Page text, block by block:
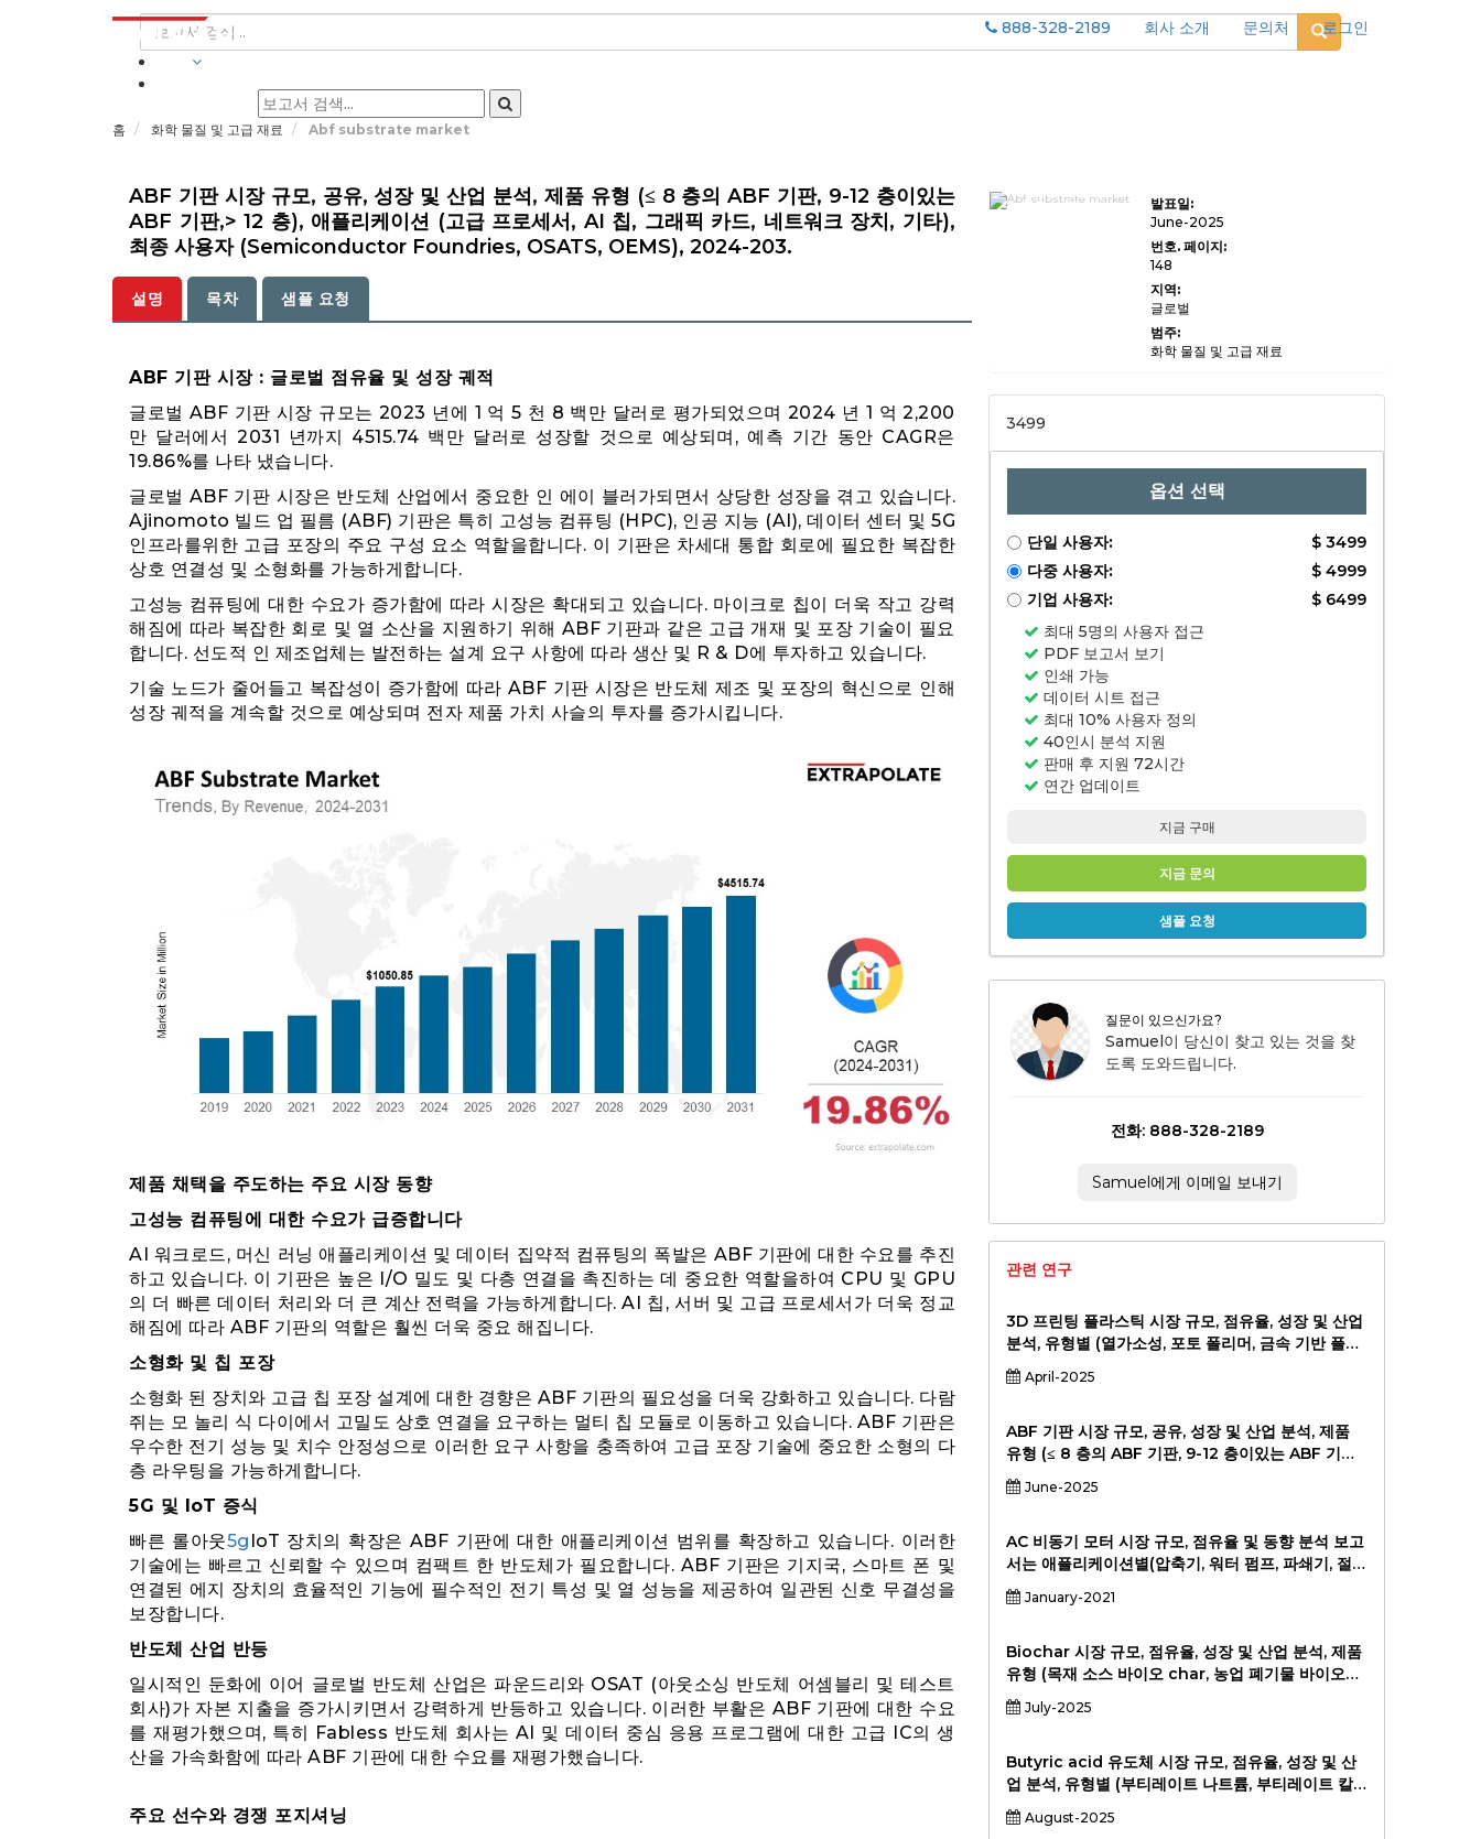
888-328-2189 회사 소개 문의처
로그인
홈 화학 물질 및 고급 재료 Abf substrate market
ABF 기판 시장 규모, 공유, 성장 및 산업 분석, 제품 유형 (≤ 8 층의 ABF 기판, 9-12 층이있는
ABF 기판,> 12 층), 애플리케이션 (고급 프로세서, AI 칩, 그래픽 카드, 네트워크 장치, 기타),
최종 사용자 (Semiconductor Foundries, OSATS, OEMS), 2024-203.
설명 목차 샘플 요청
ABF 기판 시장 : 글로벌 점유율 및 성장 궤적
글로벌 ABF 기판 시장 규모는 2023 년에 1 억 5 천 8 백만 달러로 평가되었으며 2024 년 1 억 2,200
만 달러에서 2031 년까지 4515.74 백만 달러로 성장할 것으로 예상되며, 예측 기간 동안 CAGR은
19.86%를 나타 냈습니다.
글로벌 ABF 기판 시장은 반도체 산업에서 중요한 인 에이 블러가되면서 상당한 성장을 겪고 있습니다.
Ajinomoto 빌드 업 필름 (ABF) 기판은 특히 고성능 컴퓨팅 (HPC), 인공 지능 (AI), 데이터 센터 및 5G
인프라를위한 고급 포장의 주요 구성 요소 역할을합니다. 이 기판은 차세대 통합 회로에 필요한 복잡한
상호 연결성 및 소형화를 가능하게합니다.
고성능 컴퓨팅에 대한 수요가 증가함에 따라 시장은 확대되고 있습니다. 마이크로 칩이 더욱 작고 강력
해짐에 따라 복잡한 회로 및 열 소산을 지원하기 위해 ABF 기판과 같은 고급 개재 및 포장 기술이 필요
합니다. 선도적 인 제조업체는 발전하는 설계 요구 사항에 따라 생산 및 R & D에 투자하고 있습니다.
기술 노드가 줄어들고 복잡성이 증가함에 따라 ABF 기판 시장은 반도체 제조 및 포장의 혁신으로 인해
성장 궤적을 계속할 것으로 예상되며 전자 제품 가치 사슬의 투자를 증가시킵니다.
제품 채택을 주도하는 주요 시장 동향
고성능 컴퓨팅에 대한 수요가 급증합니다
AI 워크로드, 머신 러닝 애플리케이션 및 데이터 집약적 컴퓨팅의 폭발은 ABF 기판에 대한 수요를 추진
하고 있습니다. 이 기판은 높은 I/O 밀도 및 다층 연결을 촉진하는 데 중요한 역할을하여 CPU 및 GPU
의 더 빠른 데이터 처리와 더 큰 계산 전력을 가능하게합니다. AI 칩, 서버 및 고급 프로세서가 더욱 정교
해짐에 따라 ABF 기판의 역할은 훨씬 더욱 중요 해집니다.
소형화 및 칩 포장
소형화 된 장치와 고급 칩 포장 설계에 대한 경향은 ABF 기판의 필요성을 더욱 강화하고 있습니다. 다람
쥐는 모 놀리 식 다이에서 고밀도 상호 연결을 요구하는 멀티 칩 모듈로 이동하고 있습니다. ABF 기판은
우수한 전기 성능 및 치수 안정성으로 이러한 요구 사항을 충족하여 고급 포장 기술에 중요한 소형의 다
층 라우팅을 가능하게합니다.
5G 및 IoT 증식
빠른 롤아웃5g IoT 장치의 확장은 ABF 기판에 대한 애플리케이션 범위를 확장하고 있습니다. 이러한
기술에는 빠르고 신뢰할 수 있으며 컴팩트 한 반도체가 필요합니다. ABF 기판은 기지국, 스마트 폰 및
연결된 에지 장치의 효율적인 기능에 필수적인 전기 특성 및 열 성능을 제공하여 일관된 신호 무결성을
보장합니다.
반도체 산업 반등
일시적인 둔화에 이어 글로벌 반도체 산업은 파운드리와 OSAT (아웃소싱 반도체 어셈블리 및 테스트
회사)가 자본 지출을 증가시키면서 강력하게 반등하고 있습니다. 이러한 부활은 ABF 기판에 대한 수요
를 재평가했으며, 특히 Fabless 반도체 회사는 AI 및 데이터 중심 응용 프로그램에 대한 고급 IC의 생
산을 가속화함에 따라 ABF 기판에 대한 수요를 재평가했습니다.
주요 선수와 경쟁 포지셔닝
ABF 기판 시장 규
모, 공유, 성장 및 산
OSATS, OEMS),
발표일:
June-2025
번호. 페이지:
148
지역:
글로벌
범주:
화학 물질 및 고급 재료
3499
옵션 선택
단일 사용자:
$ 3499
다중 사용자:
$ 4999
기업 사용자:
$ 6499
최대 5명의 사용자 접근
PDF 보고서 보기
인쇄 가능
데이터 시트 접근
최대 10% 사용자 정의
40인시 분석 지원
판매 후 지원 72시간
연간 업데이트
지금 구매
지금 문의
샘플 요청
질문이 있으신가요?
Samuel이 당신이 찾고 있는 것을 찾
도록 도와드립니다.
전화: 888-328-2189
Samuel에게 이메일 보내기
관련 연구
3D 프린팅 플라스틱 시장 규모, 점유율, 성장 및 산업
분석, 유형별 (열가소성, 포토 폴리머, 금속 기반 플라
스틱, 기타), 애플리케이션 (프로토 타이핑, 최종 사용
부품 생산, 커스터마이즈, 툴링), 최종 사용자 산업 (자
2024-2031
April-2025
ABF 기판 시장 규모, 공유, 성장 및 산업 분석, 제품
유형 (≤ 8 층의 ABF 기판, 9-12 층이있는 ABF 기
판,> 12 층), 애플리케이션 (고급 프로세서, AI 칩, 그
래픽 카드, 네트워크 장치, 기타), 최종 사용자
2024-203.
June-2025
AC 비동기 모터 시장 규모, 점유율 및 동향 분석 보고
서는 애플리케이션별(압축기, 워터 펌프, 파쇄기, 절단
기, 운송 기계, 기타), 유형별(단상 전기 모터, 3상 전
기 모터 등), 지역별 및 2033년까지 세그먼트 예측을
January-2021
Biochar 시장 규모, 점유율, 성장 및 산업 분석, 제품
유형 (목재 소스 바이오 char, 농업 폐기물 바이오
char, 동물 분뇨 바이오 char, 기타), 기술 (느린 열
분해, 빠른 열분해, 가스화) (응용, 물 및 폐수 처리, 건
2023, 2023, 2023, 2023, 2023, 2024-
July-2025
Butyric acid 유도체 시장 규모, 점유율, 성장 및 산
업 분석, 유형별 (부티레이트 나트륨, 부티레이트 칼
슘 부티레이트, 부티레이트 마그네슘 부티레이트, 트
리 타이 린), 적용 (동물 사료, 인간식이 보충제, 제약,
August-2025